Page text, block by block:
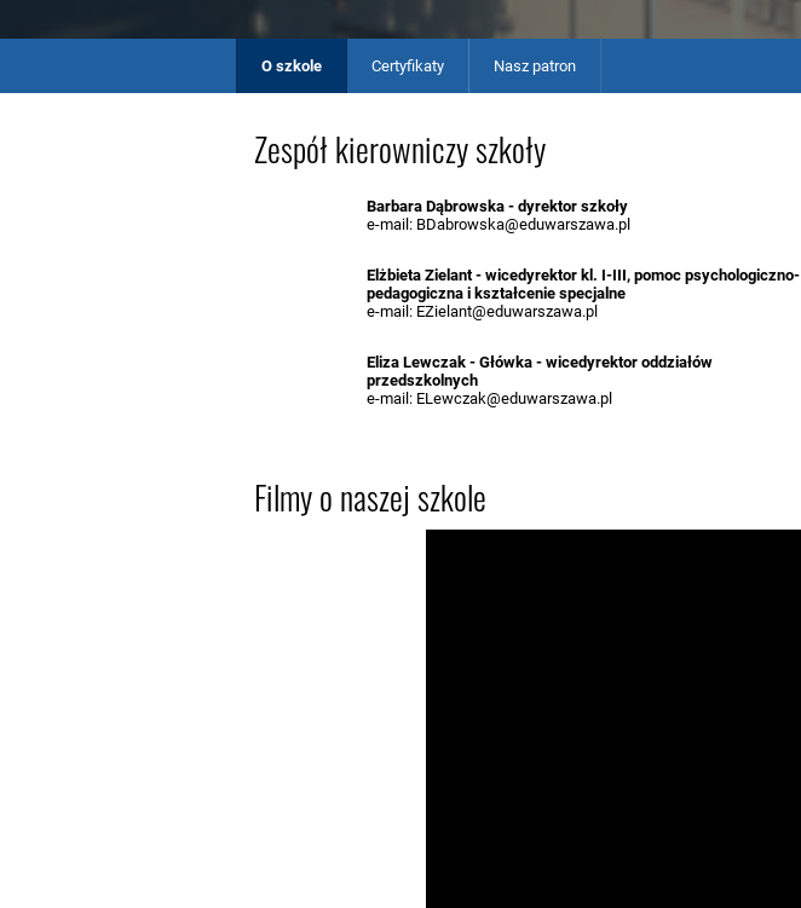
O szkole Certyfikaty Nasz patron
Zespół kierowniczy szkoły
Barbara Dąbrowska - dyrektor szkoły
e-mail: BDabrowska@eduwarszawa.pl
Elżbieta Zielant - wicedyrektor kl. I-III, pomoc psychologiczno-
pedagogiczna i kształcenie specjalne
e-mail: EZielant@eduwarszawa.pl
Eliza Lewczak - Główka - wicedyrektor oddziałów
przedszkolnych
e-mail: ELewczak@eduwarszawa.pl
Filmy o naszej szkole